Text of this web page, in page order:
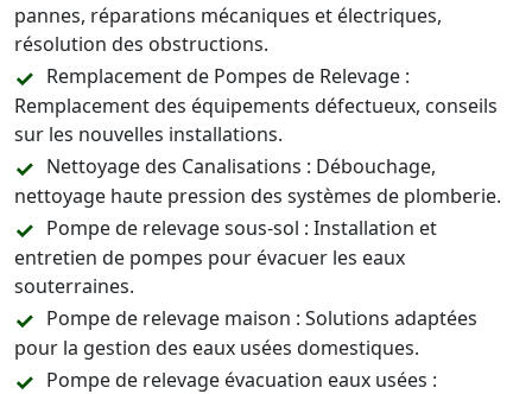
pannes, réparations mécaniques et électriques,
résolution des obstructions.
Remplacement de Pompes de Relevage :
Remplacement des équipements défectueux, conseils
sur les nouvelles installations.
Nettoyage des Canalisations : Débouchage,
nettoyage haute pression des systèmes de plomberie.
Pompe de relevage sous-sol : Installation et
entretien de pompes pour évacuer les eaux
souterraines.
Pompe de relevage maison : Solutions adaptées
pour la gestion des eaux usées domestiques.
Pompe de relevage évacuation eaux usées :